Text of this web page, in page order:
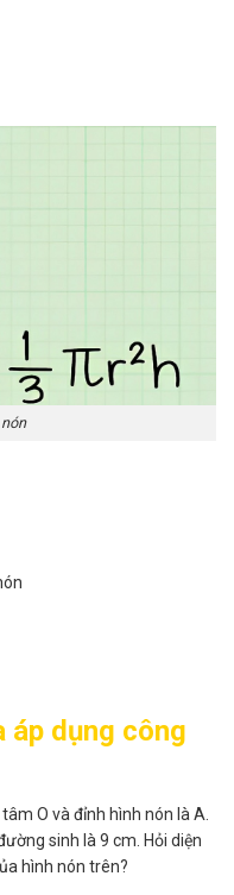
áp dụng công
O và đỉnh hình nón là A.
sinh là 9 cm. Hỏi diện
hình nón trên?